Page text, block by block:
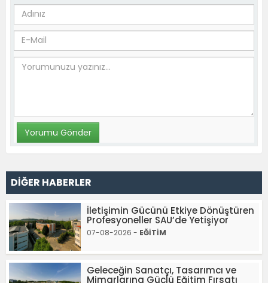
DİĞER HABERLER
İletişimin Gücünü Etkiye Dönüştüren
Profesyoneller SAU’de Yetişiyor
07-08-2026 - EĞİTİM
Geleceğin Sanatçı, Tasarımcı ve
Mimarlarına Güçlü Eğitim Fırsatı